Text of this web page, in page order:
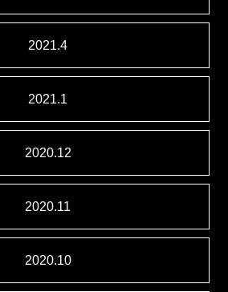
2021.4
2021.1
2020.12
2020.11
2020.10